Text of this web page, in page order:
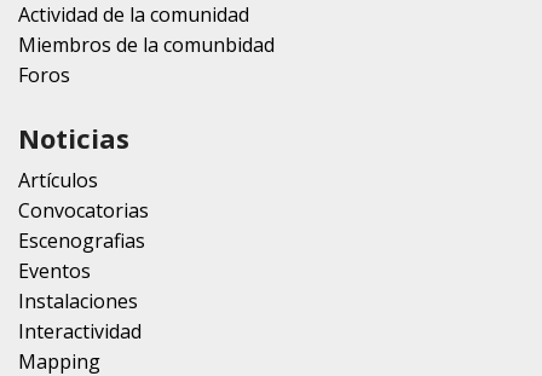
Actividad de la comunidad
Miembros de la comunbidad
Foros
Noticias
Artículos
Convocatorias
Escenografias
Eventos
Instalaciones
Interactividad
Mapping